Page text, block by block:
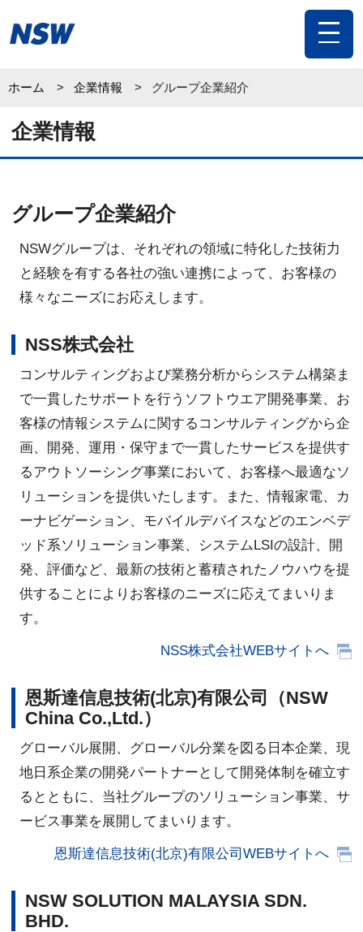
toggle
ホーム 企業情報 グループ企業紹介
企業情報
グループ企業紹介
NSWグループは、それぞれの領域に特化した技術力
と経験を有する各社の強い連携によって、お客様の
様々なニーズにお応えします。
NSS株式会社
コンサルティングおよび業務分析からシステム構築ま
で一貫したサポートを行うソフトウエア開発事業、お
客様の情報システムに関するコンサルティングから企
画、開発、運用・保守まで一貫したサービスを提供す
るアウトソーシング事業において、お客様へ最適なソ
リューションを提供いたします。また、情報家電、カ
ーナビゲーション、モバイルデバイスなどのエンベデ
ッド系ソリューション事業、システムLSIの設計、開
発、評価など、最新の技術と蓄積されたノウハウを提
供することによりお客様のニーズに応えてまいりま
す。
NSS株式会社WEBサイトへ
恩斯達信息技術(北京)有限公司（NSW
China Co.,Ltd.）
グローバル展開、グローバル分業を図る日本企業、現
地日系企業の開発パートナーとして開発体制を確立す
るとともに、当社グループのソリューション事業、サ
ービス事業を展開してまいります。
恩斯達信息技術(北京)有限公司WEBサイトへ
NSW SOLUTION MALAYSIA SDN.
BHD.